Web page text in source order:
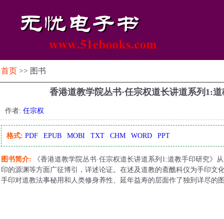
首页 >> 图书
香港道教学院丛书·任宗权道长讲道系列1:
作者: 任宗权
格式: PDF EPUB MOBI TXT CHM WORD PPT
图书简介: 《香港道教学院丛书·任宗权道长讲道系列1:道教手印研究》
印的源渊等方面广征博引，详述论证。在述及道教的斋醮科仪为手印文
手印对道教法事秘用和人类修身养性、延年益寿的层面作了独到详尽的